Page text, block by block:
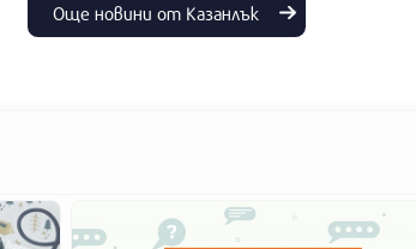
Още новини от Казанлък